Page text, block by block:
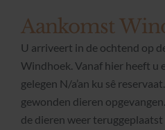
Aankomst
U arriveert in de ochtend op
Windhoek. Vanaf hier heeft u
gelegen N/a’an ku sê
gewonden dieren
de dieren weer